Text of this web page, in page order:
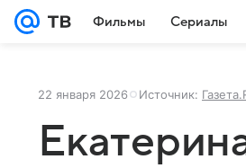
Фильмы Сериалы
22 января 2026 Источник: